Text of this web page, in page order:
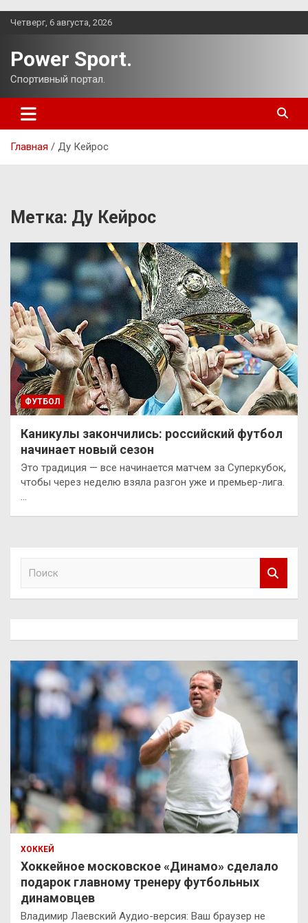
Перейти
Четверг, 6 августа, 2026
Power Sport.
Спортивный портал.
Главная Ду Кейрос
Метка: Ду Кейрос
ФУТБОЛ
Каникулы закончились: российский футбол
начинает новый сезон
Это традиция — все начинается матчем за Суперкубок,
чтобы через неделю взяла разгон уже и премьер-лига.
…
ХОККЕЙ
Хоккейное московское «Динамо» сделало
подарок главному тренеру футбольных
динамовцев
Владимир Лаевский Аудио-версия: Ваш браузер не